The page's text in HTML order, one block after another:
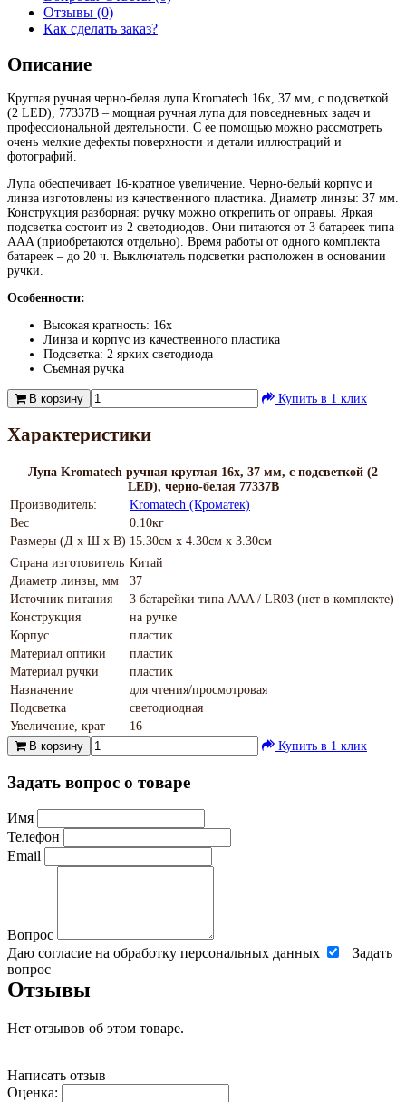
Отзывы (0)
Как сделать заказ?
Описание
Круглая ручная черно-белая лупа Kromatech 16x, 37 мм, с подсветкой
(2 LED), 77337B – мощная ручная лупа для повседневных задач и
профессиональной деятельности. С ее помощью можно рассмотреть
очень мелкие дефекты поверхности и детали иллюстраций и
фотографий.
Лупа обеспечивает 16-кратное увеличение. Черно-белый корпус и
линза изготовлены из качественного пластика. Диаметр линзы: 37 мм.
Конструкция разборная: ручку можно открепить от оправы. Яркая
подсветка состоит из 2 светодиодов. Они питаются от 3 батареек типа
AAA (приобретаются отдельно). Время работы от одного комплекта
батареек – до 20 ч. Выключатель подсветки расположен в основании
ручки.
Особенности:
Высокая кратность: 16x
Линза и корпус из качественного пластика
Подсветка: 2 ярких светодиода
Съемная ручка
В корзину Купить в 1 клик
Характеристики
Лупа Kromatech ручная круглая 16x, 37 мм, с подсветкой (2
LED), черно-белая 77337B
Производитель:
Kromatech (Кроматек)
Вес
0.10кг
Размеры (Д х Ш х В) 15.30см x 4.30см x 3.30см
Страна изготовитель Китай
Диаметр линзы, мм
37
Источник питания
3 батарейки типа AAA / LR03 (нет в комплекте)
Конструкция
на ручке
Корпус
пластик
Материал оптики
пластик
Материал ручки
пластик
Назначение
для чтения/просмотровая
Подсветка
светодиодная
Увеличение, крат
16
В корзину
Купить в 1 клик
Задать вопрос о товаре
Имя
Телефон
Email
Вопрос
Даю согласие на обработку персональных данных
Задать
вопрос
Отзывы
Нет отзывов об этом товаре.
Написать отзыв
Оценка: